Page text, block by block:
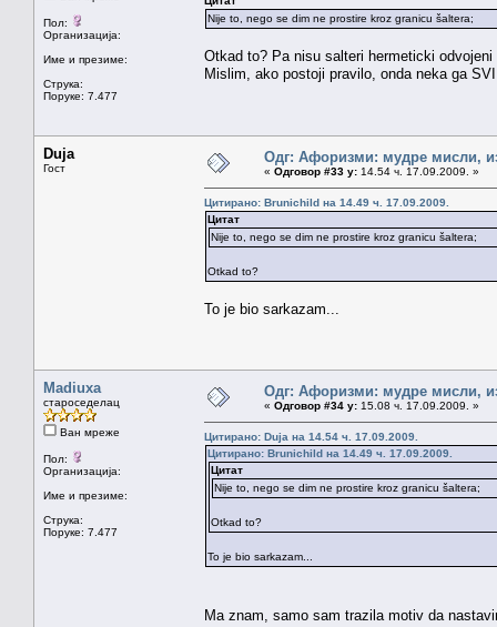
Пол:
Организација:
Име и презиме:
Струка:
Поруке: 7.477
Nije to, nego se dim ne prostire kroz granicu šaltera;
Otkad to? Pa nisu salteri hermeticki
Mislim, ako postoji pravilo, onda neka ga
Duja
Гост
Одг: Афоризми: мудре мисли,
« Одговор #33 у: 14.54 ч. 17.09.2009. »
Цитирано: Brunichild на 14.49 ч. 17.09.2009.
Цитат
Nije to, nego se dim ne prostire kroz granicu šaltera;
Otkad to?
To je bio sarkazam...
Madiuxa
староседелац
Ван мреже
Пол:
Организација:
Име и презиме:
Струка:
Поруке: 7.477
Одг: Афоризми: мудре мисли,
« Одговор #34 у: 15.08 ч. 17.09.2009. »
Цитирано: Duja на 14.54 ч. 17.09.2009.
Цитирано: Brunichild на 14.49 ч. 17.09.2009.
Цитат
Nije to, nego se dim ne prostire kroz granicu šaltera;
Otkad to?
To je bio sarkazam...
Ma znam, samo sam trazila motiv da